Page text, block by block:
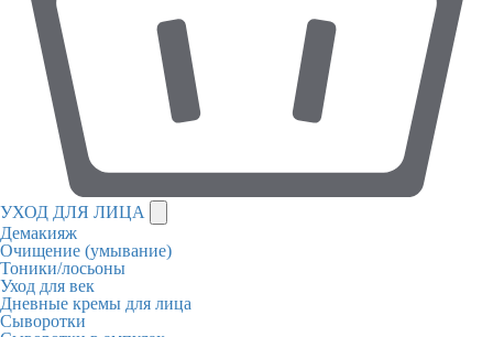
УХОД ДЛЯ ЛИЦА
Демакияж
Очищение (умывание)
Тоники/лосьоны
Уход для век
Дневные кремы для лица
Сыворотки